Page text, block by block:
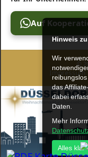
Auf
©
Impressum
Hinweis
Wir
das
dabei
Daten.
Mehr
Alles klar